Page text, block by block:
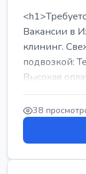
Вакансии в
клининг.
подвозкой:
Высокая
...
38